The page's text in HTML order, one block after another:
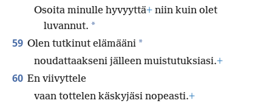
Osoita minulle hyvyyttä+ niin kuin olet
luvannut. *
59 Olen tutkinut elämääni *
noudattaakseni jälleen muistutuksiasi.+
60 En viivyttele
vaan tottelen käskyjäsi nopeasti.+